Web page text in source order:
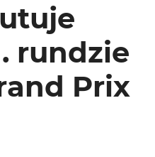
rundzie
Prix